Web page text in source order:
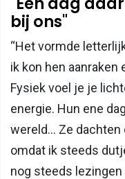
bij ons"
“Het vormde
ik kon hen aanraken
Fysiek voel je je
energie. Hun ene
wereld... Ze
omdat ik steeds
nog steeds